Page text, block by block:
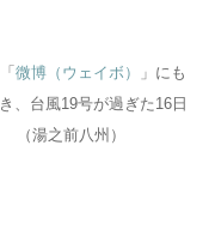
微博（ウェイボ）
」にも
、台風19号が過ぎた16日
（湯之前八州）